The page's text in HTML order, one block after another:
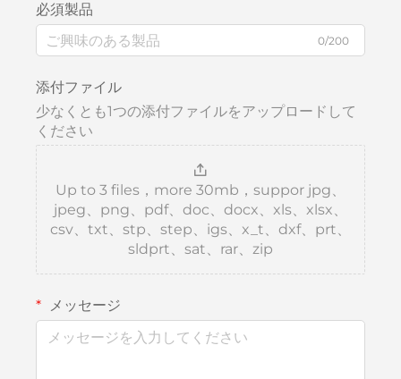
必須製品
0/200
添付ファイル
少なくとも1つの添付ファイルをアップロードして
ください
Up to 3 files，more 30mb，suppor jpg、
jpeg、png、pdf、doc、docx、xls、xlsx、
csv、txt、stp、step、igs、x_t、dxf、prt、
sldprt、sat、rar、zip
メッセージ